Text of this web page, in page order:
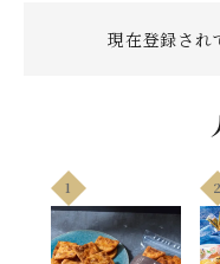
やみつきしみか
商品一覧
現在登録され
1 2